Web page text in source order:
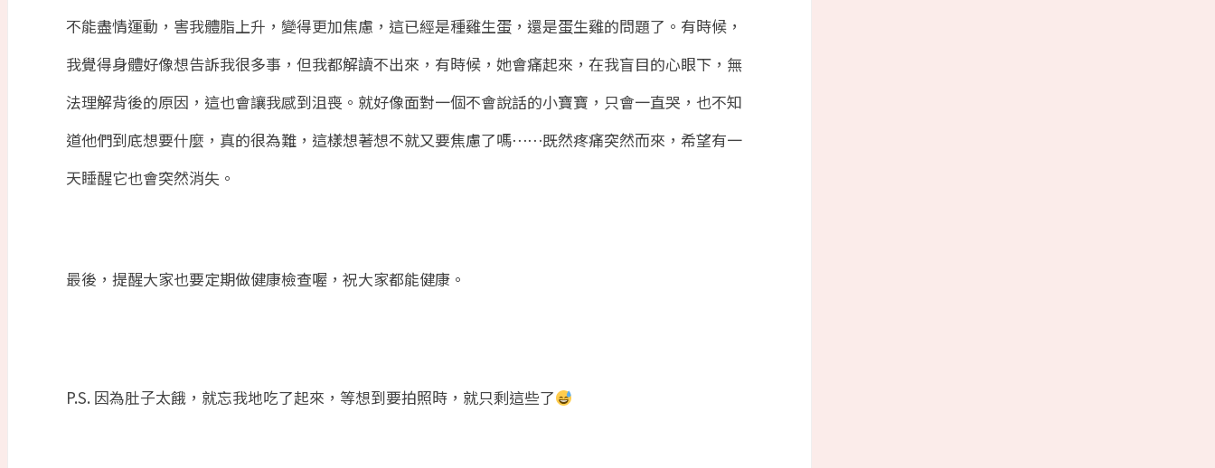
不能盡情運動，害我體脂上升，變得更加焦慮，這已經是種雞生蛋，還是蛋生雞的問題了。有時候，
我覺得身體好像想告訴我很多事，但我都解讀不出來，有時候，她會痛起來，在我盲目的心眼下，無
法理解背後的原因，這也會讓我感到沮喪。就好像面對一個不會說話的小寶寶，只會一直哭，也不知
道他們到底想要什麼，真的很為難，這樣想著想不就又要焦慮了嗎⋯⋯既然疼痛突然而來，希望有一
天睡醒它也會突然消失。
最後，提醒大家也要定期做健康檢查喔，祝大家都能健康。
P.S. 因為肚子太餓，就忘我地吃了起來，等想到要拍照時，就只剩這些了